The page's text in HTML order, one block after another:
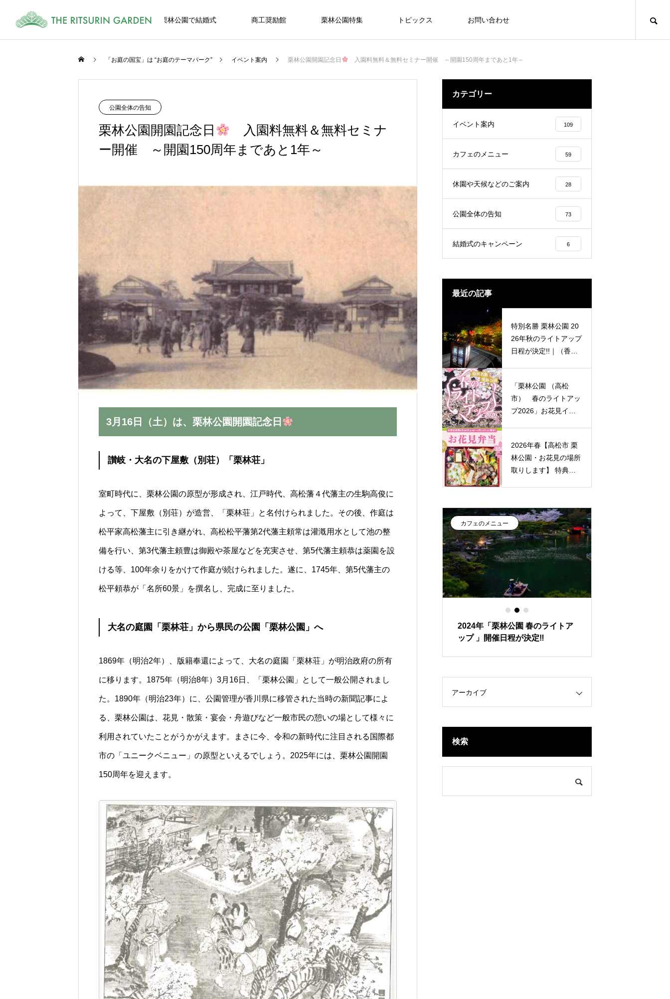
栗林公園で結婚式 商工奨励館 栗林公園特集 トピックス お問い合わせ
式
CEREMONY
お選びいただけます。
宴
ご希望の内容やご予算に応じて、おふ
たりらしい「おもてなし」スタイルを
お選びいただけます。
写
和装はもちろん、ウェディングドレス
くご案内します。
「お庭の国宝」は “お庭のテーマパーク” イベント案内 栗林公園開園記念日 入園料無料＆無料セミナー開催 ～開園150周年まであと1年～
公園全体の告知
栗林公園開園記念日
入園料無料＆無料セミナ
ー開催 ～開園150周年まであと1年～
3月16日（土）は、栗林公園開園記念日
讃岐・大名の下屋敷（別荘）「栗林荘」
室町時代に、栗林公園の原型が形成され、江戸時代、高松藩４代藩主の生駒高俊に
よって、下屋敷（別荘）が造営、「栗林荘」と名付けられました。その後、作庭は
松平家高松藩主に引き継がれ、高松松平藩第2代藩主頼常は灌漑用水として池の整
備を行い、第3代藩主頼豊は御殿や茶屋などを充実させ、第5代藩主頼恭は薬園を設
ける等、100年余りをかけて作庭が続けられました。遂に、1745年、第5代藩主の
松平頼恭が「名所60景」を撰名し、完成に至りました。
大名の庭園「栗林荘」から県民の公園「栗林公園」へ
1869年（明治2年）、版籍奉還によって、大名の庭園「栗林荘」が明治政府の所有
に移ります。1875年（明治8年）3月16日、「栗林公園」として一般公開されまし
た。1890年（明治23年）に、公園管理が香川県に移管された当時の新聞記事によ
る、栗林公園は、花見・散策・宴会・舟遊びなど一般市民の憩いの場として様々に
利用されていたことがうかがえます。まさに今、令和の新時代に注目される国際都
市の「ユニークベニュー」の原型といえるでしょう。2025年には、栗林公園開園
150周年を迎えます。
カテゴリー
イベント案内 109
カフェのメニュー 59
休園や天候などのご案内 28
公園全体の告知 73
結婚式のキャンペーン 6
最近の記事
特別名勝 栗林公園 20
26年秋のライトアップ
日程が決定!!｜（香川
「栗林公園 （高松
市） 春のライトアッ
プ2026」お花見イベ
2026年春【高松市 栗
林公園・お花見の場所
取りします】 特典付
【ご予約受付中】薪能を観劇さ
【庭園ヨガ事務局】5月25日
工奨励館内にて開催）
カフェのメニュー
2024年「栗林公園 春のライトア
ップ 」開催日程が決定‼
アーカイブ
検索